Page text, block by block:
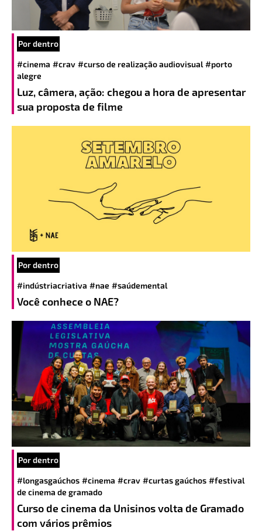
Por dentro
#cinema #crav #curso de realização audiovisual #porto
alegre
Luz, câmera, ação: chegou a hora de apresentar
sua proposta de filme
Por dentro
#indústriacriativa #nae #saúdemental
Você conhece o NAE?
Por dentro
#longasgaúchos #cinema #crav #curtas gaúchos #festival
de cinema de gramado
Curso de cinema da Unisinos volta de Gramado
com vários prêmios